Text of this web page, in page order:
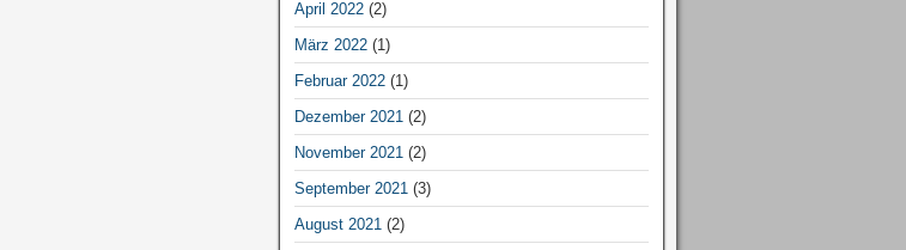
April 2022(2)
März 2022(1)
Februar 2022(1)
Dezember 2021(2)
November 2021(2)
September 2021(3)
August 2021(2)